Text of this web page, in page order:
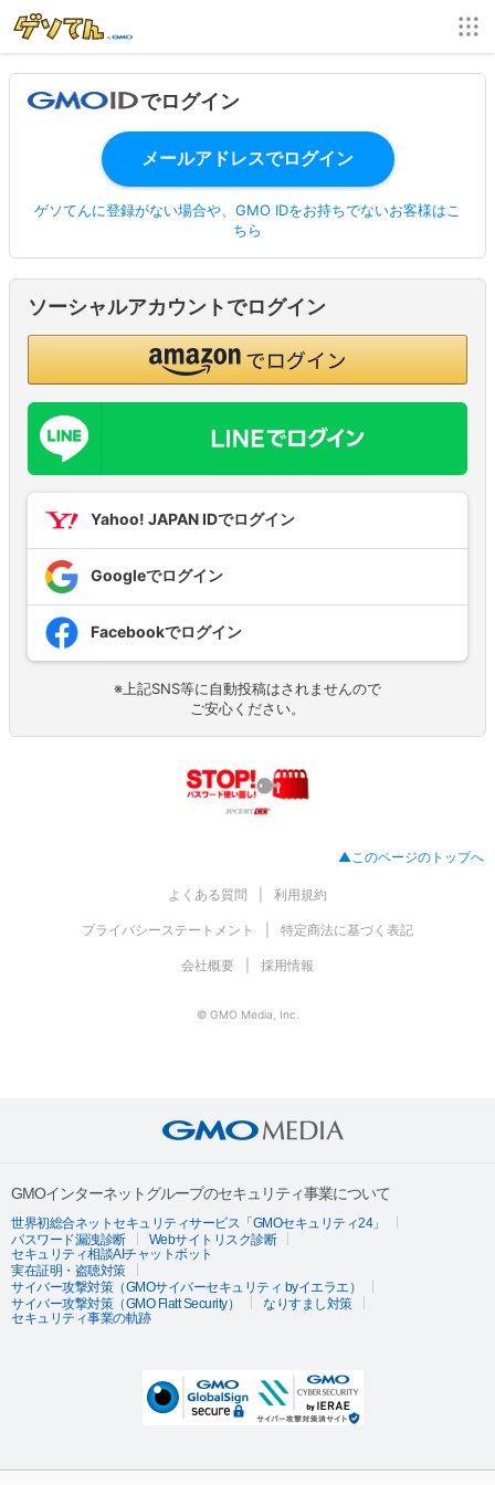
でログイン
ゲソてんに登録がない場合や、GMO IDをお持ちでないお客様はこ
ちら
ソーシャルアカウントでログイン
Yahoo! JAPAN IDでログイン
Googleでログイン
Facebookでログイン
※上記SNS等に自動投稿はされませんので
ご安心ください。
▲このページのトップへ
よくある質問 利用規約
プライバシーステートメント 特定商法に基づく表記
会社概要 採用情報
© GMO Media, Inc.
GMOインターネットグループのセキュリティ事業について
世界初総合ネットセキュリティサービス「GMOセキュリティ24」
パスワード漏洩診断
Webサイトリスク診断
セキュリティ相談AIチャットボット
実在証明・盗聴対策
サイバー攻撃対策（GMOサイバーセキュリティ byイエラエ）
サイバー攻撃対策（GMO Flatt Security）
なりすまし対策
セキュリティ事業の軌跡